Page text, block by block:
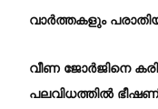
​വാർത്തകളും
​വീണ ജോർജിനെ
പലവിധത്തിൽ